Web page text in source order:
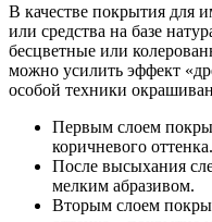
В качестве покрытия для
или средства на базе
бесцветные или
можно усилить эффект
особой техники
Первым слоем
коричневого оттенка.
После высыхания
мелким абразивом.
Вторым слоем